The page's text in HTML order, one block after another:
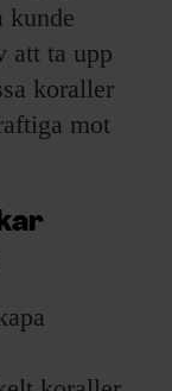
kunde
att ta upp
koraller
mot